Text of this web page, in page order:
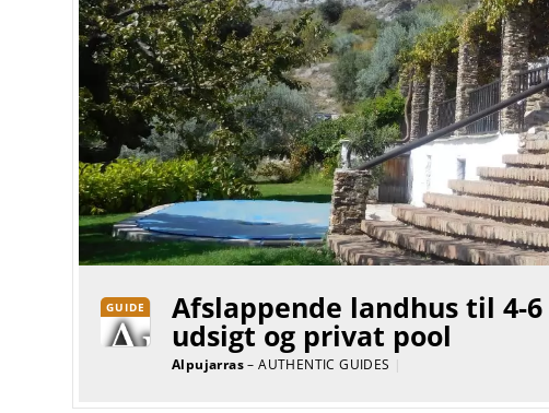
GUIDE Afslappende landhus til 4-
udsigt og privat pool
Alpujarras– AUTHENTIC GUIDES |